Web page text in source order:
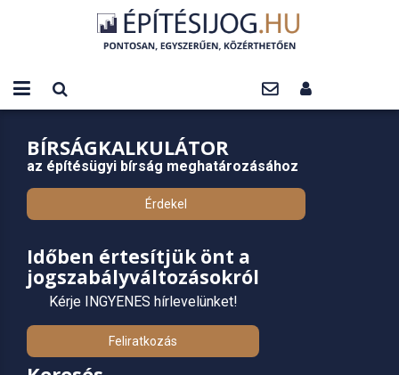
BÍRSÁGKALKULÁTOR
az építésügyi bírság meghatározásához
Érdekel
Időben értesítjük önt a
jogszabályváltozásokról
Kérje INGYENES hírlevelünket!
Feliratkozás